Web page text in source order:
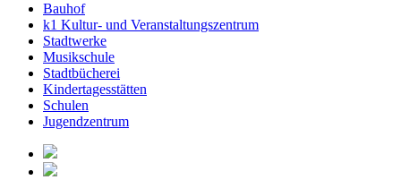
Bauhof
k1 Kultur- und Veranstaltungszentrum
Stadtwerke
Musikschule
Stadtbücherei
Kindertagesstätten
Schulen
Jugendzentrum